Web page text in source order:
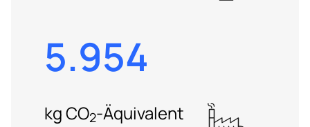
5.954
kg CO2-Äquivalent